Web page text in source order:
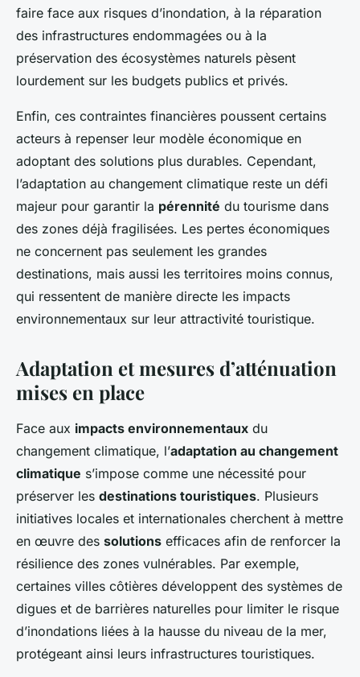
faire face aux risques d’inondation, à la réparation
des infrastructures endommagées ou à la
préservation des écosystèmes naturels pèsent
lourdement sur les budgets publics et privés.
Enfin, ces contraintes financières poussent certains
acteurs à repenser leur modèle économique en
adoptant des solutions plus durables. Cependant,
l’adaptation au changement climatique reste un défi
majeur pour garantir la pérennité du tourisme dans
des zones déjà fragilisées. Les pertes économiques
ne concernent pas seulement les grandes
destinations, mais aussi les territoires moins connus,
qui ressentent de manière directe les impacts
environnementaux sur leur attractivité touristique.
Adaptation et mesures d’atténuation
mises en place
Face aux impacts environnementaux du
changement climatique, l’adaptation au changement
climatique s’impose comme une nécessité pour
préserver les destinations touristiques. Plusieurs
initiatives locales et internationales cherchent à mettre
en œuvre des solutions efficaces afin de renforcer la
résilience des zones vulnérables. Par exemple,
certaines villes côtières développent des systèmes de
digues et de barrières naturelles pour limiter le risque
d’inondations liées à la hausse du niveau de la mer,
protégeant ainsi leurs infrastructures touristiques.